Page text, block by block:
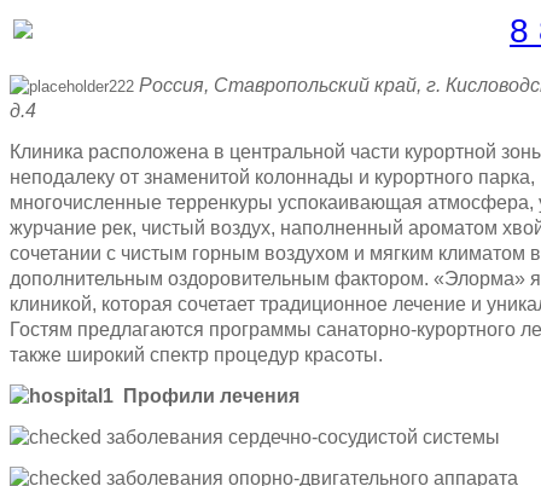
8
Россия, Ставропольский край, г.
д.4
Клиника расположена в центральной части курортной
неподалеку от знаменитой колоннады и курортного парка,
многочисленные терренкуры успокаивающая
журчание рек, чистый воздух, наполненный ароматом
сочетании с чистым горным воздухом и мягким климатом
дополнительным оздоровительным фактором. «Элорма»
клиникой, которая сочетает традиционное лечение и
Гостям предлагаются программы санаторно-курортного
также широкий спектр процедур красоты.
Профили лечения
заболевания сердечно-сосудистой системы
заболевания опорно-двигательного аппарата